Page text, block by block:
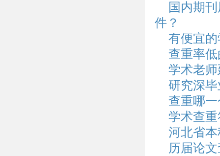
国内期
件？
有便宜
查重率
学术老
研究深
查重哪
学术查
河北省
历届论